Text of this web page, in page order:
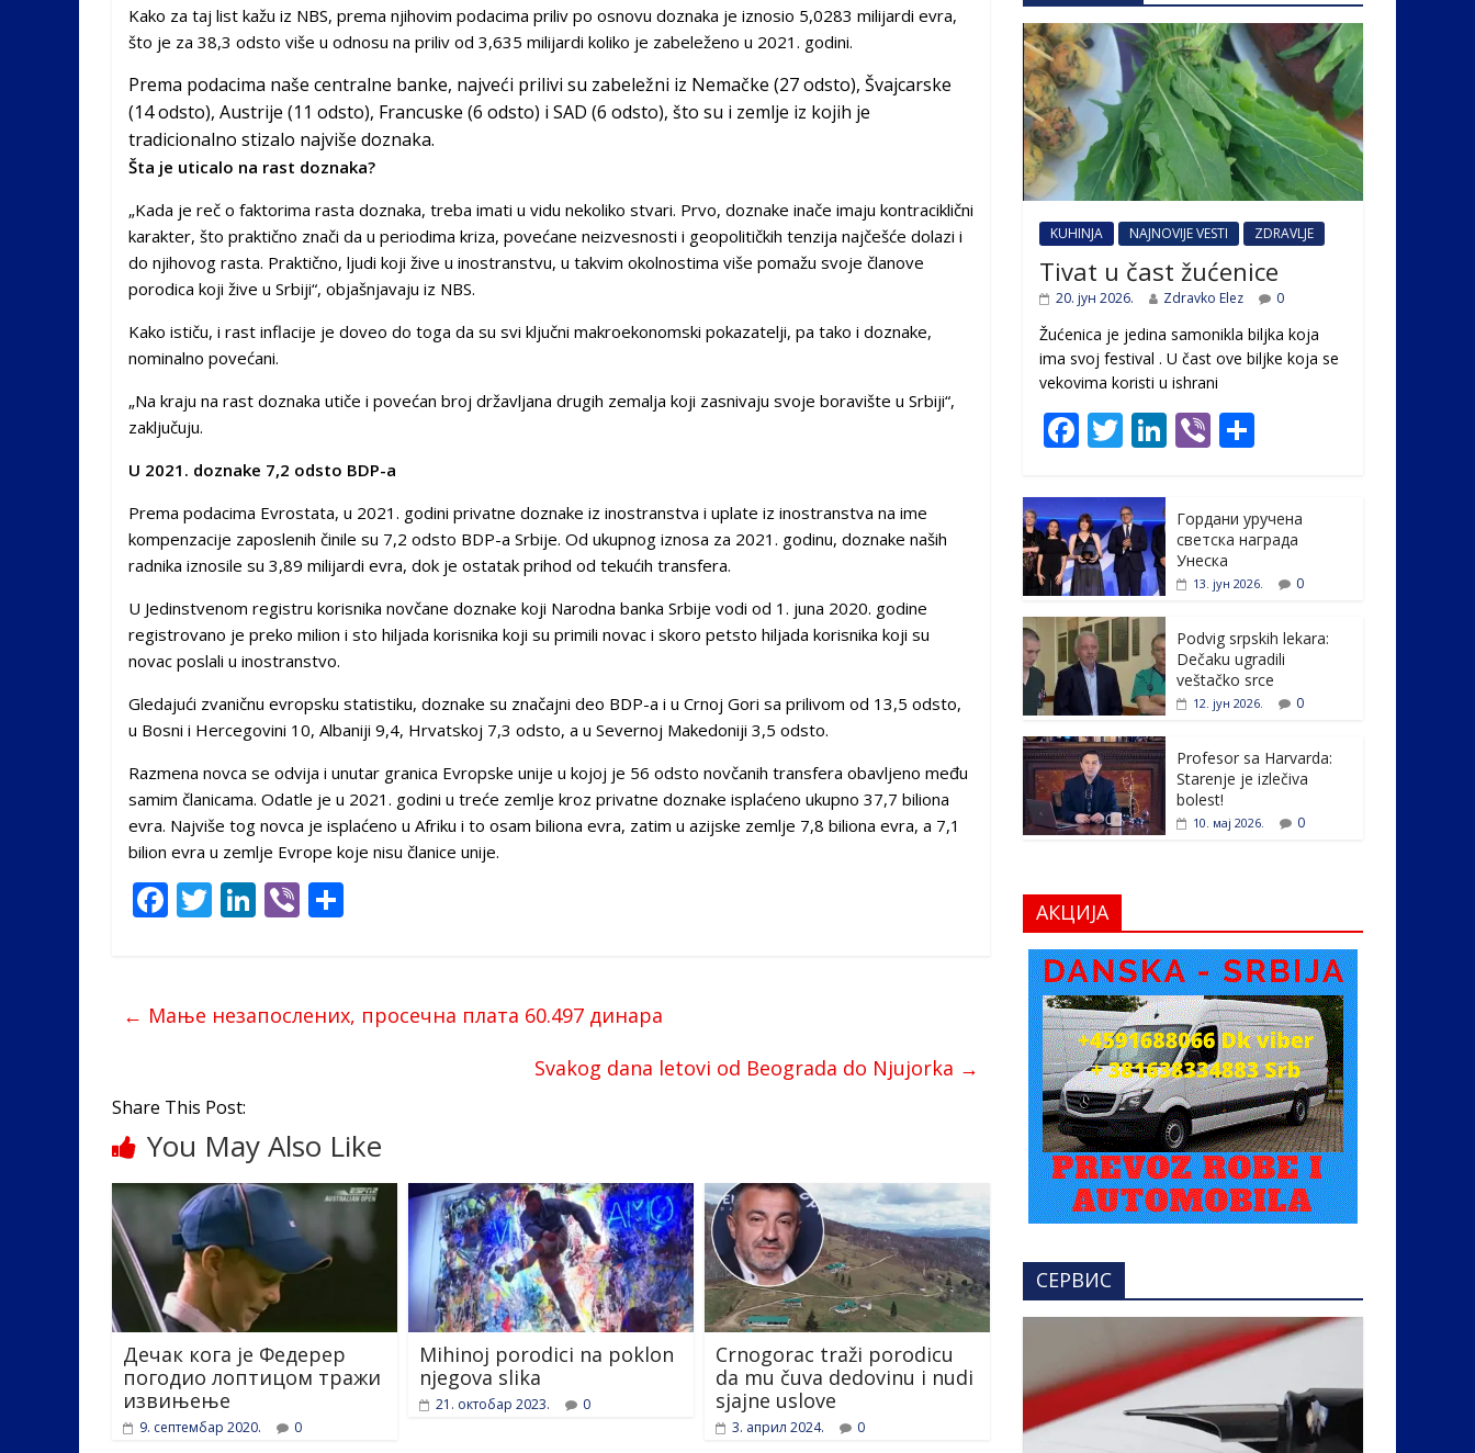
Kako za taj list kažu iz NBS, prema njihovim podacima priliv po osnovu doznaka je iznosio 5,0283 milijardi evra,
što je za 38,3 odsto više u odnosu na priliv od 3,635 milijardi koliko je zabeleženo u 2021. godini.
Prema podacima naše centralne banke, najveći prilivi su zabeležni iz Nemačke (27 odsto), Švajcarske
(14 odsto), Austrije (11 odsto), Francuske (6 odsto) i SAD (6 odsto), što su i zemlje iz kojih je
tradicionalno stizalo najviše doznaka.
Šta je uticalo na rast doznaka?
„Kada je reč o faktorima rasta doznaka, treba imati u vidu nekoliko stvari. Prvo, doznake inače imaju kontraciklični
karakter, što praktično znači da u periodima kriza, povećane neizvesnosti i geopolitičkih tenzija najčešće dolazi i
do njihovog rasta. Praktično, ljudi koji žive u inostranstvu, u takvim okolnostima više pomažu svoje članove
porodica koji žive u Srbiji“, objašnjavaju iz NBS.
Kako ističu, i rast inflacije je doveo do toga da su svi ključni makroekonomski pokazatelji, pa tako i doznake,
nominalno povećani.
„Na kraju na rast doznaka utiče i povećan broj državljana drugih zemalja koji zasnivaju svoje boravište u Srbiji“,
zaključuju.
U 2021. doznake 7,2 odsto BDP-a
Prema podacima Evrostata, u 2021. godini privatne doznake iz inostranstva i uplate iz inostranstva na ime
kompenzacije zaposlenih činile su 7,2 odsto BDP-a Srbije. Od ukupnog iznosa za 2021. godinu, doznake naših
radnika iznosile su 3,89 milijardi evra, dok je ostatak prihod od tekućih transfera.
U Jedinstvenom registru korisnika novčane doznake koji Narodna banka Srbije vodi od 1. juna 2020. godine
registrovano je preko milion i sto hiljada korisnika koji su primili novac i skoro petsto hiljada korisnika koji su
novac poslali u inostranstvo.
Gledajući zvaničnu evropsku statistiku, doznake su značajni deo BDP-a i u Crnoj Gori sa prilivom od 13,5 odsto,
u Bosni i Hercegovini 10, Albaniji 9,4, Hrvatskoj 7,3 odsto, a u Severnoj Makedoniji 3,5 odsto.
Razmena novca se odvija i unutar granica Evropske unije u kojoj je 56 odsto novčanih transfera obavljeno među
samim članicama. Odatle je u 2021. godini u treće zemlje kroz privatne doznake isplaćeno ukupno 37,7 biliona
evra. Najviše tog novca je isplaćeno u Afriku i to osam biliona evra, zatim u azijske zemlje 7,8 biliona evra, a 7,1
bilion evra u zemlje Evrope koje nisu članice unije.
F
ac
b
o
k
T
w
er
Li
n
e
dI
Vi
b
e
← Мање незапослених, просечна плата 60.497 динара
Svakog dana letovi od Beograda do Njujorka →
Share This Post:
You May Also Like
Дечак кога је Федерер
погодио лоптицом тражи
извињење
9. септембар 2020. 0
Mihinoj porodici na poklon
njegova slika
21. октобар 2023. 0
Crnogorac traži porodicu
da mu čuva dedovinu i nudi
sjajne uslove
3. април 2024. 0
KUHINJA NAJNOVIJE VESTI ZDRAVLJE
Tivat u čast žućenice
20. јун 2026. Zdravko Elez 0
Žućenica je jedina samonikla biljka koja
ima svoj festival . U čast ovе biljke koja se
vekovima koristi u ishrani
F
e
b
o
o
k
T
itt
er
Li
e
dI
n
Vi
e
Гордани уручена
светска награда
Унеска
13. јун 2026. 0
Podvig srpskih lekara:
Dečaku ugradili
veštačko srce
12. јун 2026. 0
Profesor sa Harvarda:
Starenje je izlečiva
bolest!
10. мај 2026. 0
АКЦИЈА
СЕРВИС